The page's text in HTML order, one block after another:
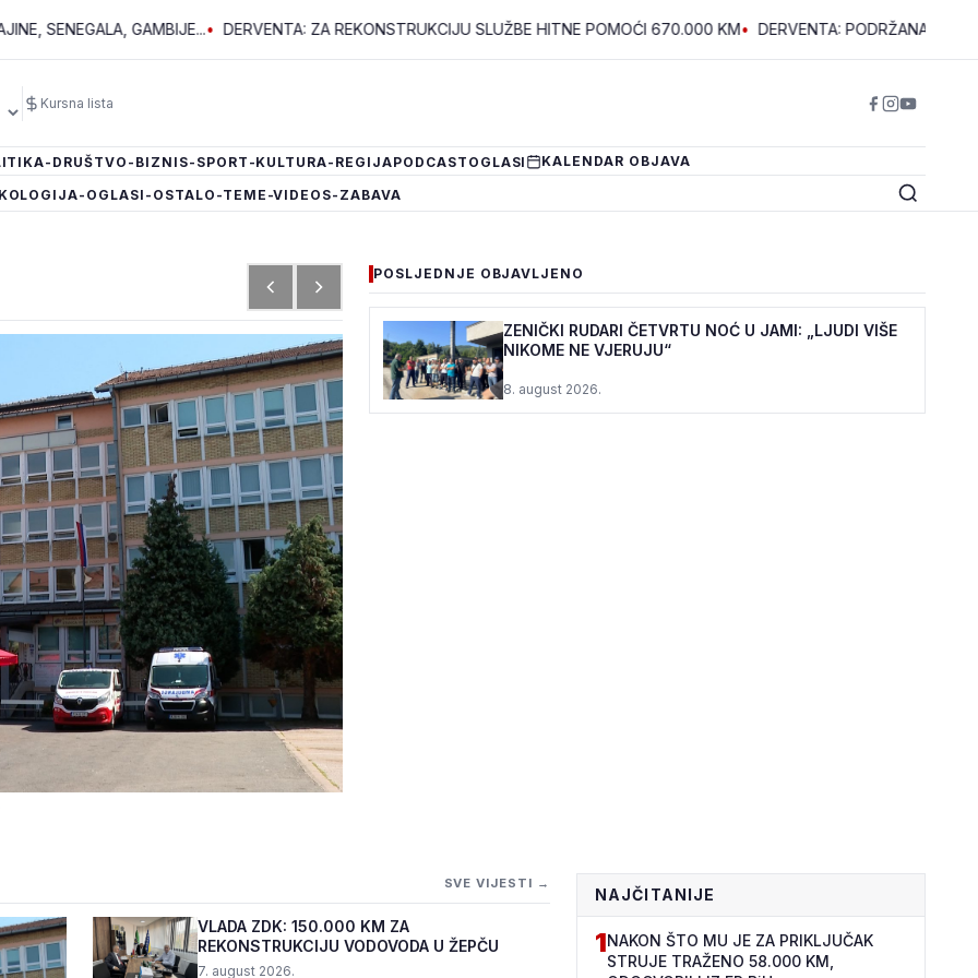
GAMBIJE... • DERVENTA: ZA REKONSTRUKCIJU SLUŽBE HITNE POMOĆI 670.000 KM• DERVENTA: PODRŽANA DVA PROJEKTA
Kursna lista
-DRUŠTVO -BIZNIS-SPORT -KULTURA-REGIJAPODCAST OGLASI KALENDAR OBJAVA
-OGLASI -OSTALO -TEME -VIDEOS-ZABAVA
SLUŽBE
POSLJEDNJE OBJAVLJENO
ZENIČKI RUDARI ČETVRTU NOĆ U JAMI: „LJUDI VIŠE
NIKOME NE VJERUJU“
8. august 2026.
SVE VIJESTI →
VLADA ZDK: 150.000 KM ZA
REKONSTRUKCIJU VODOVODA U ŽEPČU
7. august 2026.
NAJČITANIJE
1NAKON ŠTO MU JE ZA PRIKLJUČAK
STRUJE TRAŽENO 58.000 KM,